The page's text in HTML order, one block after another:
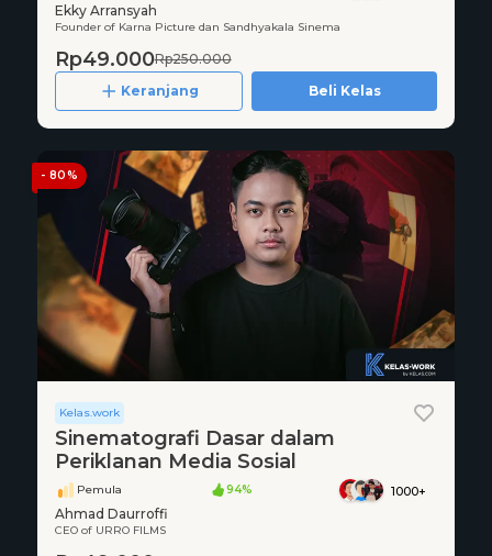
Ekky Arransyah
Founder of Karna Picture dan Sandhyakala Sinema
Rp49.000Rp250.000
Keranjang
Beli Kelas
- 80%
Kelas.work
Sinematografi Dasar dalam
Periklanan Media Sosial
Pemula 94% 1000+
Ahmad Daurroffi
CEO of URRO FILMS